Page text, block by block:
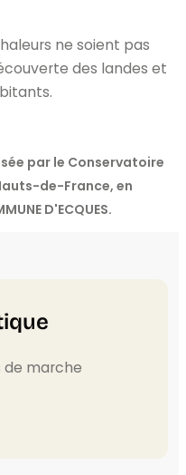
ne soient pas
des landes et
par le Conservatoire
de-France, en
D'ECQUES.
de marche